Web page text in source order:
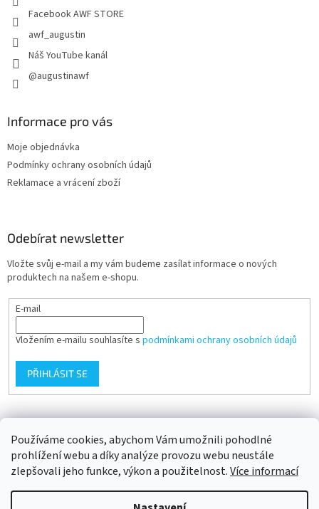
Používáme cookies, abychom Vám umožnili pohodlné
prohlížení webu a díky analýze provozu webu neustále
zlepšovali jeho funkce, výkon a použitelnost.Více informací
Facebook AWF STORE
awf_augustin
Náš YouTube kanál
@augustinawf
Informace pro vás
Moje objednávka
Podmínky ochrany osobních údajů
Reklamace a vrácení zboží
Odebírat newsletter
Vložte svůj e-mail a my vám budeme zasílat informace o nových
produktech na našem e-shopu.
E-mail
Vložením e-mailu souhlasíte s podmínkami ochrany osobních údajů
PŘIHLÁSIT SE